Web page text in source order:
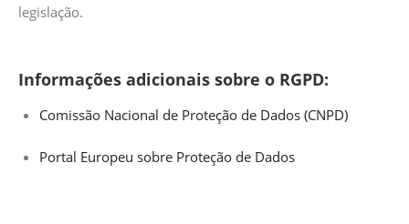
legislação.
Informações adicionais sobre o RGPD:
Comissão Nacional de Proteção de Dados (CNPD)
Portal Europeu sobre Proteção de Dados